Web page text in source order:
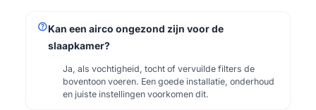
helpKan een airco ongezond zijn voor de
slaapkamer?
Ja, als vochtigheid, tocht of vervuilde filters de
boventoon voeren. Een goede installatie, onderhoud
en juiste instellingen voorkomen dit.